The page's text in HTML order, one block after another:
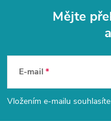
p
Mějte
E-mail
Vložením e-mailu